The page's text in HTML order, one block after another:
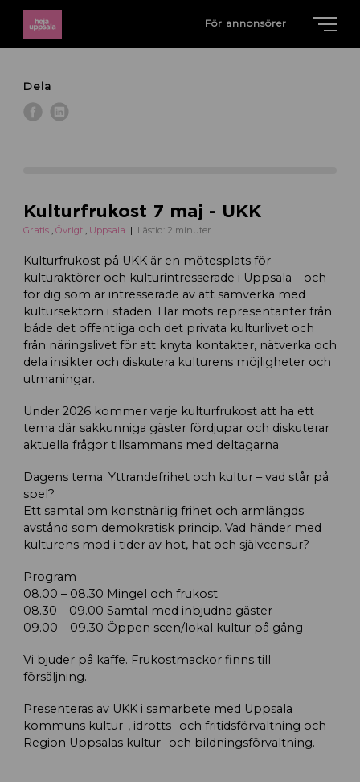
För annonsörer
Dela
Kulturfrukost 7 maj - UKK
Gratis , Övrigt , Uppsala Lästid: 2 minuter
Kulturfrukost på UKK är en mötesplats för
kulturaktörer och kulturintresserade i Uppsala – och
för dig som är intresserade av att samverka med
kultursektorn i staden. Här möts representanter från
både det offentliga och det privata kulturlivet och
från näringslivet för att knyta kontakter, nätverka och
dela insikter och diskutera kulturens möjligheter och
utmaningar.
Under 2026 kommer varje kulturfrukost att ha ett
tema där sakkunniga gäster fördjupar och diskuterar
aktuella frågor tillsammans med deltagarna.
Dagens tema: Yttrandefrihet och kultur – vad står på
spel?
Ett samtal om konstnärlig frihet och armlängds
avstånd som demokratisk princip. Vad händer med
kulturens mod i tider av hot, hat och självcensur?
Program
08.00 – 08.30 Mingel och frukost
08.30 – 09.00 Samtal med inbjudna gäster
09.00 – 09.30 Öppen scen/lokal kultur på gång
Vi bjuder på kaffe. Frukostmackor finns till
försäljning.
Presenteras av UKK i samarbete med Uppsala
kommuns kultur-, idrotts- och fritidsförvaltning och
Region Uppsalas kultur- och bildningsförvaltning.